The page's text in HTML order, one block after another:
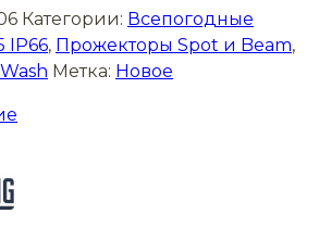
Категории: Всепогодные
IP66, Прожекторы Spot и Beam,
Метка: Новое